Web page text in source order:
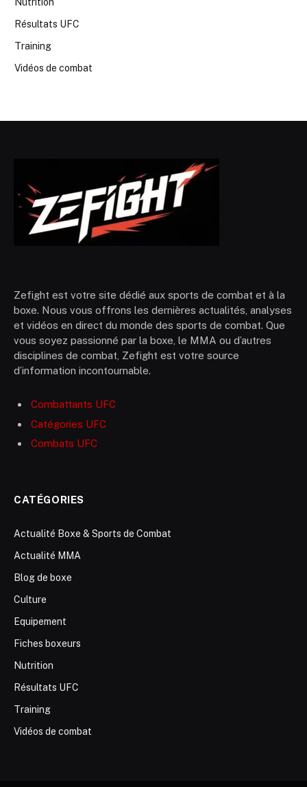
Résultats UFC
Training
Vidéos de combat
Zefight est votre site dédié aux sports de combat et à la
boxe. Nous vous offrons les dernières actualités, analyses
et vidéos en direct du monde des sports de combat. Que
vous soyez passionné par la boxe, le MMA ou d’autres
disciplines de combat, Zefight est votre source
d’information incontournable.
Combattants UFC
Catégories UFC
Combats UFC
CATÉGORIES
Actualité Boxe & Sports de Combat
Actualité MMA
Blog de boxe
Culture
Equipement
Fiches boxeurs
Nutrition
Résultats UFC
Training
Vidéos de combat